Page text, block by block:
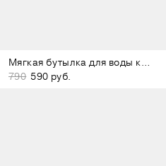
Мягкая бутылка для воды коричневая
790 590 руб.